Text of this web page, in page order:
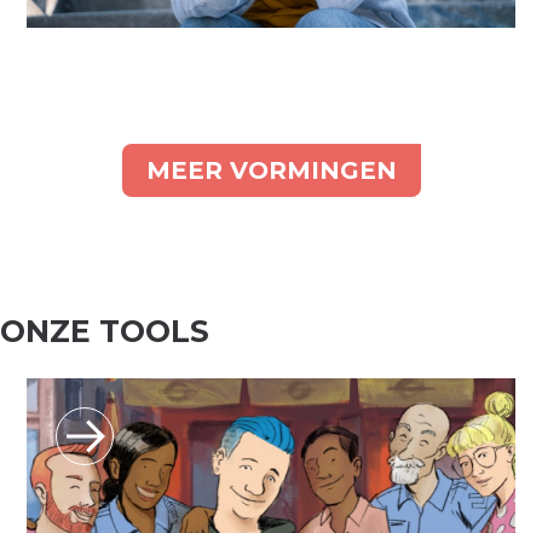
MEER VORMINGEN
ONZE TOOLS